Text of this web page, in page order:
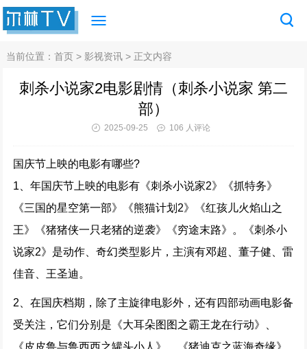
当前位置：首页 >影视资讯 > 正文内容
刺杀小说家2电影剧情（刺杀小说家 第二
部）
2025-09-25 106 人评论
国庆节上映的电影有哪些?
1、年国庆节上映的电影有《刺杀小说家2》《抓特务》
《三国的星空第一部》《熊猫计划2》《红孩儿火焰山之
王》《猪猪侠一只老猪的逆袭》《穷途末路》。《刺杀小
说家2》是动作、奇幻类型影片，主演有邓超、董子健、雷
佳音、王圣迪。
2、在国庆档期，除了主旋律电影外，还有四部动画电影备
受关注，它们分别是《大耳朵图图之霸王龙在行动》、
《皮皮鲁与鲁西西之罐头小人》、《猪迪克之蓝海奇缘》